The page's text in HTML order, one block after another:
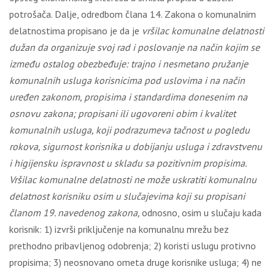
potrošača. Dalјe, odredbom člana 14. Zakona o komunalnim
delatnostima propisano je da je vršilac komunalne delatnosti
dužan da organizuje svoj rad i poslovanje na način kojim se
između ostalog obezbeđuje: trajno i nesmetano pružanje
komunalnih usluga korisnicima pod uslovima i na način
uređen zakonom, propisima i standardima donesenim na
osnovu zakona; propisani ili ugovoreni obim i kvalitet
komunalnih usluga, koji podrazumeva tačnost u pogledu
rokova, sigurnost korisnika u dobijanju usluga i zdravstvenu
i higijensku ispravnost u skladu sa pozitivnim propisima.
Vršilac komunalne delatnosti ne može uskratiti komunalnu
delatnost korisniku osim u slučajevima koji su propisani
članom 19. navedenog zakona, odnosno, osim u slučaju kada
korisnik: 1) izvrši priklјučenje na komunalnu mrežu bez
prethodno pribavlјenog odobrenja; 2) koristi uslugu protivno
propisima; 3) neosnovano ometa druge korisnike usluga; 4) ne